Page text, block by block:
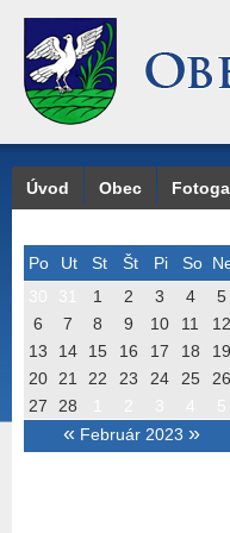
Úvod Obec
Po Ut St Št Pi So
« Február 2023 »
1 2 3 4
5
6
7 8 9 10 11
12
13
14 15 16 17 18
19
20
21 22 23 24 25
26
27
28